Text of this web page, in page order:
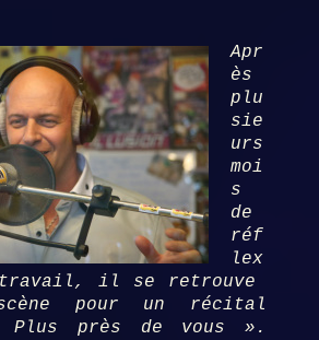
Apr
ès
plu
sie
urs
moi
s
de
réf
lex
il se retrouve
pour un récital
Plus près de vous ».